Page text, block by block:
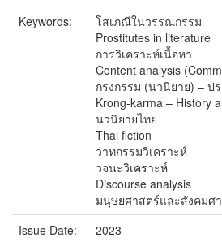
Keywords:
โสเภณีในวรรณกรรม
Prostitutes in literature
การวิเคราะห์เนื้อหา
Content analysis
กรงกรรม (นวนิยาย) – ป
Krong-karma – History
นวนิยายไทย
Thai fiction
วาทกรรมวิเคราะห์
วจนะวิเคราะห์
Discourse analysis
มนุษยศาสตร์และสังคมศ
Issue Date:
2023